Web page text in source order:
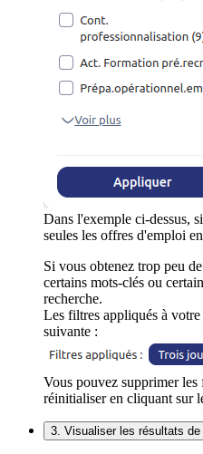
Dans l'exemple ci-dessus,
seules les offres d'emploi
Si vous obtenez trop peu
certains mots-clés ou
recherche.
Les filtres appliqués à
suivante :
Vous pouvez supprimer
réinitialiser en cliquant sur
3. Visualiser les résultats